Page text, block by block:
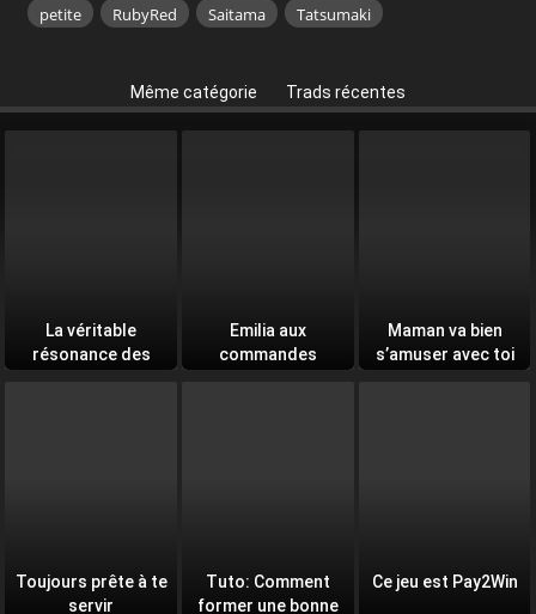
petite
RubyRed Saitama Tatsumaki
Même catégorie Trads récentes
La véritable
résonance des
Emilia aux
commandes
Maman va bien
s’amuser avec toi
Toujours prête à te
servir
Tuto: Comment
former une bonne
Ce jeu est Pay2Win